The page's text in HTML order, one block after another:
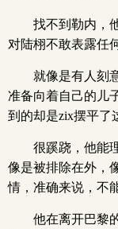
找不到勒内，
对陆栩不敢表露任
就像是有人刻
准备向着自己的儿
到的却是zix摆平了
很蹊跷，他能
像是被排除在外，
情，准确来说，不
他在离开巴黎